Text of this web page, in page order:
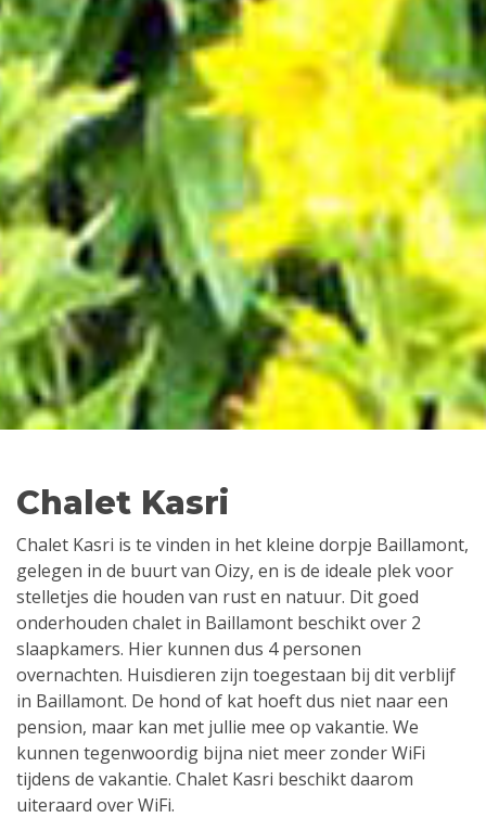
Chalet Kasri
Chalet Kasri is te vinden in het kleine dorpje Baillamont,
gelegen in de buurt van Oizy, en is de ideale plek voor
stelletjes die houden van rust en natuur. Dit goed
onderhouden chalet in Baillamont beschikt over 2
slaapkamers. Hier kunnen dus 4 personen
overnachten. Huisdieren zijn toegestaan bij dit verblijf
in Baillamont. De hond of kat hoeft dus niet naar een
pension, maar kan met jullie mee op vakantie. We
kunnen tegenwoordig bijna niet meer zonder WiFi
tijdens de vakantie. Chalet Kasri beschikt daarom
uiteraard over WiFi.